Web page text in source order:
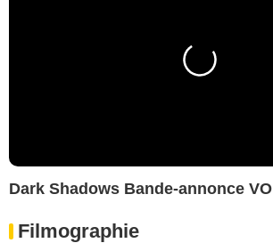
Dark Shadows Bande-annonce VO
Filmographie